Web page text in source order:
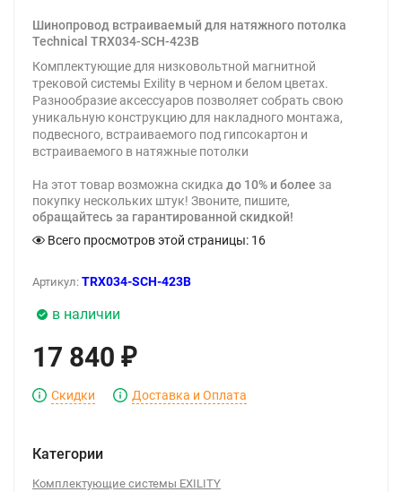
Шинопровод встраиваемый для натяжного потолка
Technical TRX034-SCH-423B
Комплектующие для низковольтной магнитной
трековой системы Exility в черном и белом цветах.
Разнообразие аксессуаров позволяет собрать свою
уникальную конструкцию для накладного монтажа,
подвесного, встраиваемого под гипсокартон и
встраиваемого в натяжные потолки
На этот товар возможна скидка до 10% и более за
покупку нескольких штук! Звоните, пишите,
обращайтесь за гарантированной скидкой!
Всего просмотров этой страницы: 16
Артикул: TRX034-SCH-423B
в наличии
17 840 ₽
Скидки Доставка и Оплата
Категории
Комплектующие системы EXILITY